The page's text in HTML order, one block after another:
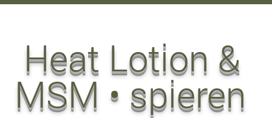
Heat Lotion &
MSM • spieren